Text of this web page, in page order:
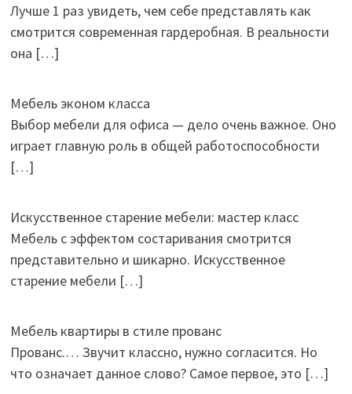
Лучше 1 раз увидеть, чем себе представлять как
смотрится современная гардеробная. В реальности
она […]
Мебель эконом класса
Выбор мебели для офиса — дело очень важное. Оно
играет главную роль в общей работоспособности
[…]
Искусственное старение мебели: мастер класс
Мебель с эффектом состаривания смотрится
представительно и шикарно. Искусственное
старение мебели […]
Мебель квартиры в стиле прованс
Прованс.… Звучит классно, нужно согласится. Но
что означает данное слово? Самое первое, это […]